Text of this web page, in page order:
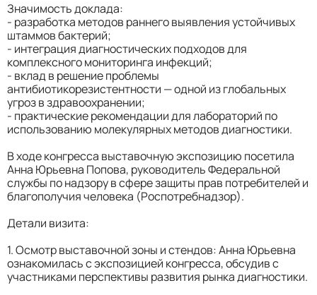
Значимость доклада:
- разработка методов раннего выявления устойчивых
штаммов бактерий;
- интеграция диагностических подходов для
комплексного мониторинга инфекций;
- вклад в решение проблемы
антибиотикорезистентности — одной из глобальных
угроз в здравоохранении;
- практические рекомендации для лабораторий по
использованию молекулярных методов диагностики.
В ходе конгресса выставочную экспозицию посетила
Анна Юрьевна Попова, руководитель Федеральной
службы по надзору в сфере защиты прав потребителей и
благополучия человека (Роспотребнадзор).
Детали визита:
1. Осмотр выставочной зоны и стендов: Анна Юрьевна
ознакомилась с экспозицией конгресса, обсудив с
участниками перспективы развития рынка диагностики.